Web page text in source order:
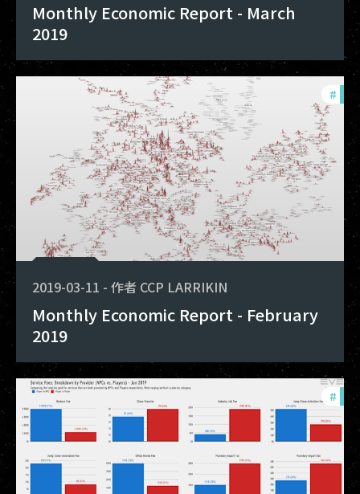
Monthly Economic Report - March
2019
#
2019-03-11 - 作者 CCP LARRIKIN
Monthly Economic Report - February
2019
#